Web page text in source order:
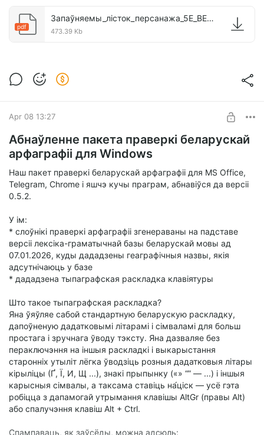
pdf
Запаўняемы_лісток_персанажа_5Е_BE.pdf
473.39 Kb
Apr 08 13:27
Абнаўленне пакета праверкі беларускай
арфаграфіі для Windows
Наш пакет праверкі беларускай арфаграфіі для MS Office,
Telegram, Chrome і яшчэ кучы праграм, абнавіўся да версіі
0.5.2.
У ім:
* слоўнікі праверкі арфаграфіі згенераваны на падставе
версіі лексіка-граматычнай базы беларускай мовы ад
07.01.2026, куды дададзены геаграфічныя назвы, якія
адсутнічаюць у базе
* дададзена тыпаграфская раскладка клавіятуры
Што такое тыпаграфская раскладка?
Яна ўяўляе сабой стандартную беларускую раскладку,
дапоўненую дадатковымі літарамі і сімваламі для больш
простага і зручнага ўводу тэксту. Яна дазваляе без
пераключэння на іншыя раскладкі і выкарыстання
старонніх утыліт лёгка ўводзіць розныя дадатковыя літары
кірыліцы (Ґ, Ї, И, Щ ...), знакі прыпынку («» “” — ...) і іншыя
карысныя сімвалы, а таксама ставіць на́ціск — усё гэта
робіцца з дапамогай утрымання клавішы AltGr (правы Alt)
або спалучэння клавіш Alt + Ctrl.
Спампаваць, як заўсёды, можна адсюль: